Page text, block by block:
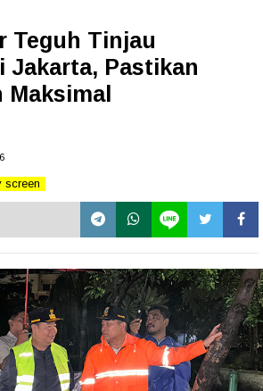
Teguh Tinjau
Jakarta, Pastikan
Maksimal
screen